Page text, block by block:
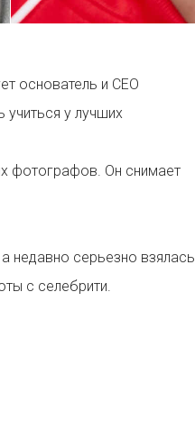
основатель и CEO
учиться у лучших
фотографов. Он снимает
недавно серьезно взялась
с селебрити.